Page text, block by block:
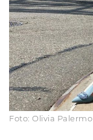
Foto: Olivia Palermo